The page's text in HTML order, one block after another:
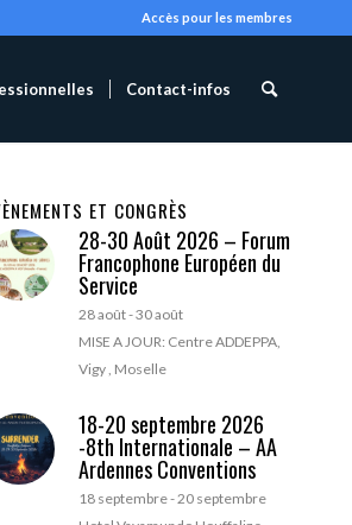
Accès pour les membres
Contact-infos
ET CONGRÈS
28-30 Août 2026 – Forum
Francophone Européen du
Service
28 août-30 août
MISE A JOUR: Centre ADDEPPA,
Vigy , Moselle
18-20 septembre 2026
-8th Internationale – AA
Ardennes Conventions
18 septembre-20 septembre